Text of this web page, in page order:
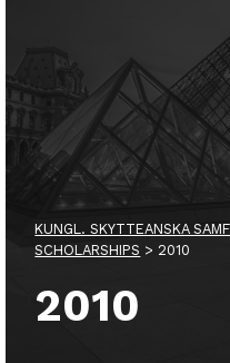
KUNGL. SKYTTEANSKA
SCHOLARSHIPS >2010
2010